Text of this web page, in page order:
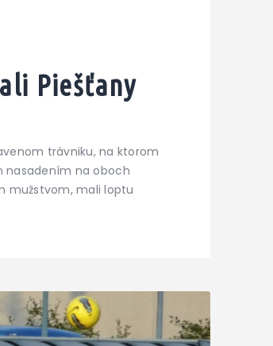
Piešťany
trávniku, na ktorom
nasadením na oboch
mužstvom, mali loptu